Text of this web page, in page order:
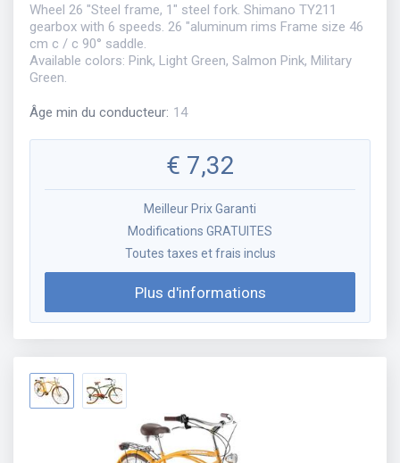
Wheel 26 "Steel frame, 1" steel fork. Shimano TY211
gearbox with 6 speeds. 26 "aluminum rims Frame size 46
cm c / c 90° saddle.
Available colors: Pink, Light Green, Salmon Pink, Military
Green.
Âge min du conducteur: 14
€ 7,32
Meilleur Prix Garanti
Modifications GRATUITES
Toutes taxes et frais inclus
Plus d'informations